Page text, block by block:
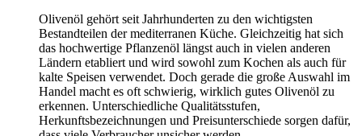
Olivenöl gehört seit Jahrhunderten zu den wichtigsten
Bestandteilen der mediterranen Küche. Gleichzeitig hat sich
das hochwertige Pflanzenöl längst auch in vielen anderen
Ländern etabliert und wird sowohl zum Kochen als auch für
kalte Speisen verwendet. Doch gerade die große Auswahl im
Handel macht es oft schwierig, wirklich gutes Olivenöl zu
erkennen. Unterschiedliche Qualitätsstufen,
Herkunftsbezeichnungen und Preisunterschiede sorgen dafür,